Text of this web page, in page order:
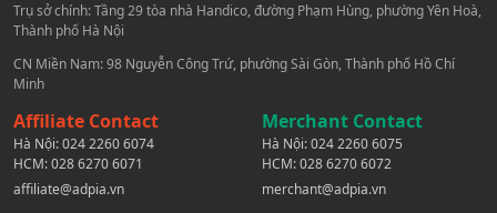
Trụ sở chính: Tầng 29 tòa nhà Handico, đường Phạm Hùng, phường Yên Hoà,
Thành phố Hà Nội
CN Miền Nam: 98 Nguyễn Công Trứ, phường Sài Gòn, Thành phố Hồ Chí
Minh
Affiliate Contact
Hà Nội:024 2260 6074
HCM:028 6270 6071
affiliate@adpia.vn
Merchant Contact
Hà Nội:024 2260 6075
HCM:028 6270 6072
merchant@adpia.vn